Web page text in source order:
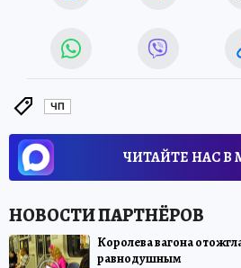
ЧП
ЧИТАЙТЕ НАС В
Королева вагона
равнодушным